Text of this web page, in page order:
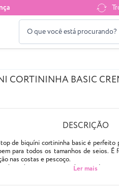
CORTININHA BASIC
DESCRIÇÃO
de biquíni cortininha basic é perfeito
para todos os tamanhos de seios. É
nas costas e pescoço.
bojo (bojo não acompanha o produto).
separadamenteaqui.